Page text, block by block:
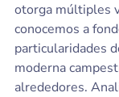
otorga múltiples
conocemos a
particularidades
moderna
alrededores.